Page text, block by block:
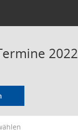
2022